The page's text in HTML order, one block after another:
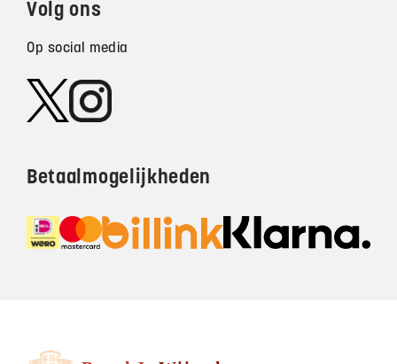
Volg ons
Op social media
Betaalmogelijkheden